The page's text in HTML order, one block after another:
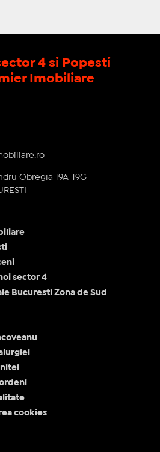
4 si Popesti
Imobiliare
Obregia 19A-19G -
sector 4
Bucuresti Zona de Sud
cookies